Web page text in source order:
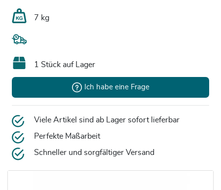
7 kg
1 Stück auf Lager
Ich habe eine Frage
Viele Artikel sind ab Lager sofort lieferbar
Perfekte Maßarbeit
Schneller und sorgfältiger Versand